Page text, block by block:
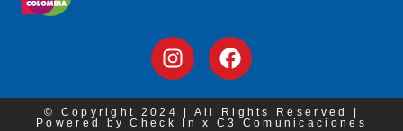
© Copyright 2024 | All Rights Reserved |
Powered by Check In x C3 Comunicaciones